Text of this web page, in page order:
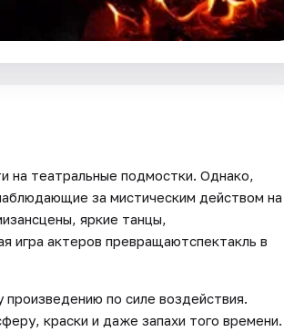
на театральные подмостки. Однако,
за мистическим действом на
яркие танцы,
игра актеров превращаютспектакль в
произведению по силе воздействия.
краски и даже запахи того времени.